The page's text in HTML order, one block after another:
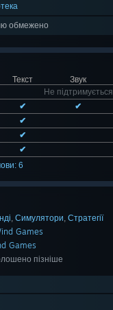
обмежено
Текст
Звук
Не підтримується
✔ ✔
✔
✔
✔
6
, Симулятори, Стратегії
Games
Games
пізніше